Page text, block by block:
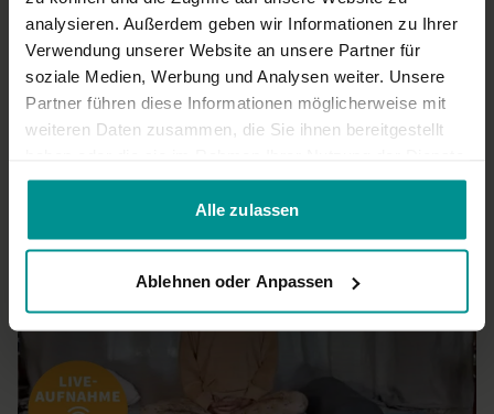
analysieren. Außerdem geben wir Informationen zu Ihrer
Verwendung unserer Website an unsere Partner für
soziale Medien, Werbung und Analysen weiter. Unsere
Partner führen diese Informationen möglicherweise mit
weiteren Daten zusammen, die Sie ihnen bereitgestellt
gesammelt haben.
Alle zulassen
Ablehnen oder Anpassen
0
Mehr laden
Ähnliche Videos